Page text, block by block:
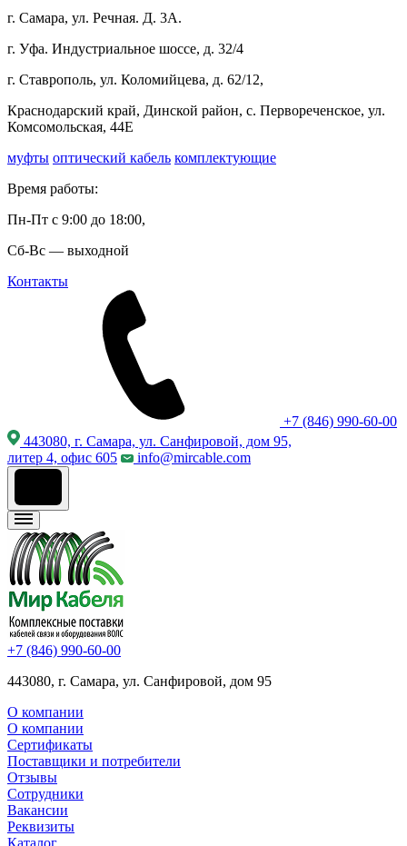
г. Самара, ул. Речная. Д. 3А.
г. Уфа. Индустриальное шоссе, д. 32/4
г. Ставрополь, ул. Коломийцева, д. 62/12,
Краснодарский край, Динской район, с. Первореченское, ул.
Комсомольская, 44Е
муфты оптический кабель комплектующие
Время работы:
Пн-Пт с 9:00 до 18:00,
Сб-Вс — выходной
Контакты
+7 (846) 990-60-00
443080, г. Самара, ул. Санфировой, дом 95,
литер 4, офис 605
info@mircable.com
+7 (846) 990-60-00
443080, г. Самара, ул. Санфировой, дом 95
О компании
О компании
Сертификаты
Поставщики и потребители
Отзывы
Сотрудники
Вакансии
Реквизиты